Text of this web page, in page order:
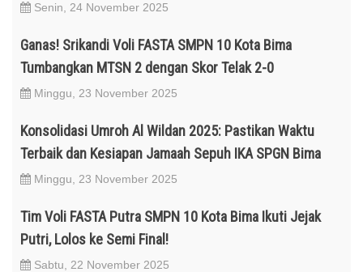
Senin, 24 November 2025
Ganas! Srikandi Voli FASTA SMPN 10 Kota Bima
Tumbangkan MTSN 2 dengan Skor Telak 2-0
Minggu, 23 November 2025
Konsolidasi Umroh Al Wildan 2025: Pastikan Waktu
Terbaik dan Kesiapan Jamaah Sepuh IKA SPGN Bima
Minggu, 23 November 2025
Tim Voli FASTA Putra SMPN 10 Kota Bima Ikuti Jejak
Putri, Lolos ke Semi Final!
Sabtu, 22 November 2025